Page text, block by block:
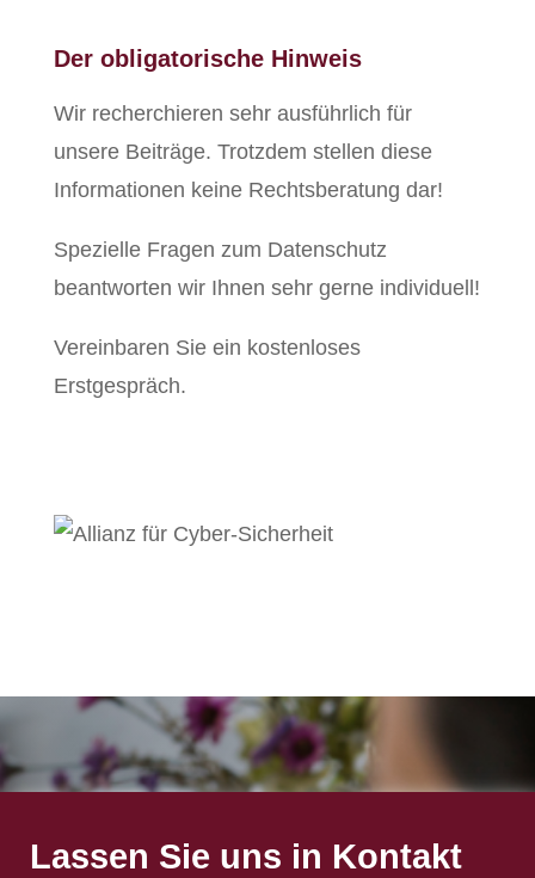
Der obligatorische Hinweis
Wir recherchieren sehr ausführlich für
unsere Beiträge. Trotzdem stellen diese
Informationen keine Rechtsberatung dar!
Spezielle Fragen zum Datenschutz
beantworten wir Ihnen sehr gerne individuell!
Vereinbaren Sie ein kostenloses
Erstgespräch.
Lassen Sie uns in Kontakt